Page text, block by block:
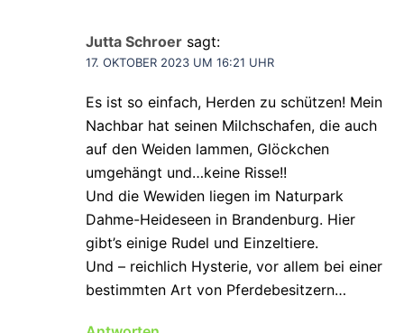
Jutta Schroer sagt:
17. OKTOBER 2023 UM 16:21 UHR
Es ist so einfach, Herden zu schützen! Mein
Nachbar hat seinen Milchschafen, die auch
auf den Weiden lammen, Glöckchen
umgehängt und…keine Risse!!
Und die Wewiden liegen im Naturpark
Dahme-Heideseen in Brandenburg. Hier
gibt’s einige Rudel und Einzeltiere.
Und – reichlich Hysterie, vor allem bei einer
bestimmten Art von Pferdebesitzern…